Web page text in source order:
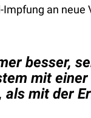
Impfung an neue
besser,
mit
mit der